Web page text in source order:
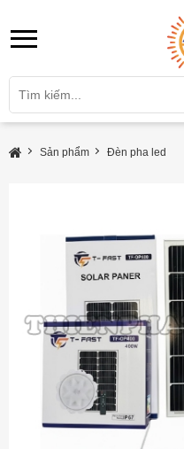
Sản phẩm Đèn pha led